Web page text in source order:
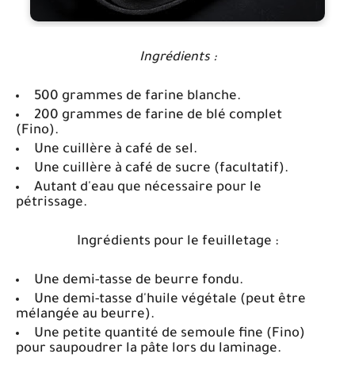
Ingrédients :
500 grammes de farine blanche.
200 grammes de farine de blé complet
(Fino).
Une cuillère à café de sel.
Une cuillère à café de sucre (facultatif).
Autant d'eau que nécessaire pour le
pétrissage.
Ingrédients pour le feuilletage :
Une demi-tasse de beurre fondu.
Une demi-tasse d'huile végétale (peut être
mélangée au beurre).
Une petite quantité de semoule fine (Fino)
pour saupoudrer la pâte lors du laminage.